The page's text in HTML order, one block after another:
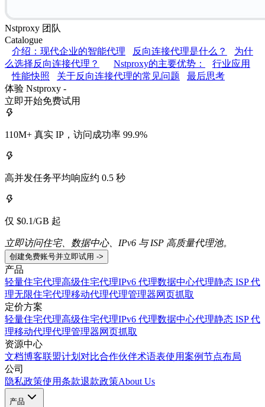
Nstproxy 团队
Catalogue
介绍：现代企业的智能代理
反向连接代理是什么？
为什
么选择反向连接代理？
Nstproxy的主要优势：
行业应用
性能快照
关于反向连接代理的常见问题
最后思考
体验 Nstproxy -
立即开始免费试用
110M+ 真实 IP，访问成功率 99.9%
高并发任务平均响应约 0.5 秒
仅 $0.1/GB 起
立即访问住宅、数据中心、IPv6 与 ISP 高质量代理池。
创建免费账号并立即试用 ->
产品
轻量住宅代理高级住宅代理IPv6 代理数据中心代理静态 ISP 代
理无限住宅代理移动代理代理管理器网页抓取
定价方案
轻量住宅代理高级住宅代理IPv6 代理数据中心代理静态 ISP 代
理移动代理代理管理器网页抓取
资源中心
文档博客联盟计划 对比合作伙伴术语表使用案例节点布局
公司
隐私政策使用条款退款政策About Us
产品